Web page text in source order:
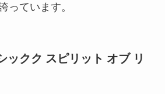
っています。
ックク スピリット オブ リ